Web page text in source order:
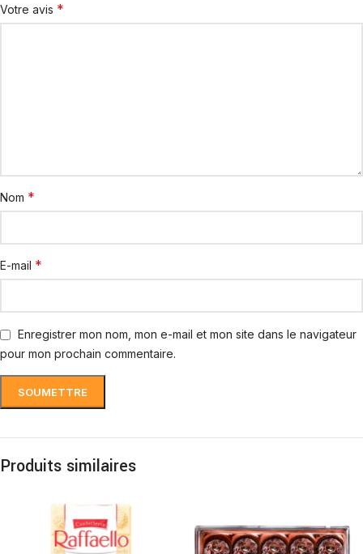
Votre avis *
Nom *
E-mail *
Enregistrer mon nom, mon e-mail et mon site dans le navigateur
pour mon prochain commentaire.
Produits similaires